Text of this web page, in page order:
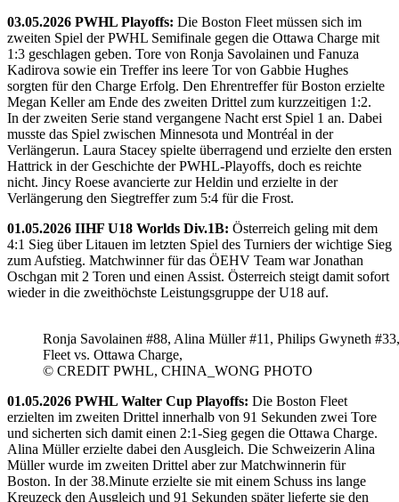
03.05.2026 PWHL Playoffs: Die Boston Fleet müssen sich im
zweiten Spiel der PWHL Semifinale gegen die Ottawa Charge mit
1:3 geschlagen geben. Tore von Ronja Savolainen und Fanuza
Kadirova sowie ein Treffer ins leere Tor von Gabbie Hughes
sorgten für den Charge Erfolg. Den Ehrentreffer für Boston erzielte
Megan Keller am Ende des zweiten Drittel zum kurzzeitigen 1:2.
In der zweiten Serie stand vergangene Nacht erst Spiel 1 an. Dabei
musste das Spiel zwischen Minnesota und Montréal in der
Verlängerun. Laura Stacey spielte überragend und erzielte den ersten
Hattrick in der Geschichte der PWHL-Playoffs, doch es reichte
nicht. Jincy Roese avancierte zur Heldin und erzielte in der
Verlängerung den Siegtreffer zum 5:4 für die Frost.
01.05.2026 IIHF U18 Worlds Div.1B: Österreich geling mit dem
4:1 Sieg über Litauen im letzten Spiel des Turniers der wichtige Sieg
zum Aufstieg. Matchwinner für das ÖEHV Team war Jonathan
Oschgan mit 2 Toren und einen Assist. Österreich steigt damit sofort
wieder in die zweithöchste Leistungsgruppe der U18 auf.
Ronja Savolainen #88, Alina Müller #11, Philips Gwyneth
Fleet vs. Ottawa Charge,
© CREDIT PWHL, CHINA_WONG PHOTO
01.05.2026 PWHL Walter Cup Playoffs: Die Boston Fleet
erzielten im zweiten Drittel innerhalb von 91 Sekunden zwei Tore
und sicherten sich damit einen 2:1-Sieg gegen die Ottawa Charge.
Alina Müller erzielte dabei den Ausgleich. Die Schweizerin Alina
Müller wurde im zweiten Drittel aber zur Matchwinnerin für
Boston. In der 38.Minute erzielte sie mit einem Schuss ins lange
Kreuzeck den Ausgleich und 91 Sekunden später lieferte sie den